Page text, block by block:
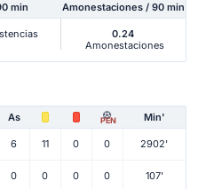
min Amonestaciones / 90 min
0.24
Amonestaciones
As PEN Min'
6 11 0 0 2902'
0 0 0 0 107'